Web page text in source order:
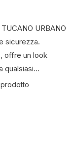
URBANO
sicurezza.
offre un look
qualsiasi...